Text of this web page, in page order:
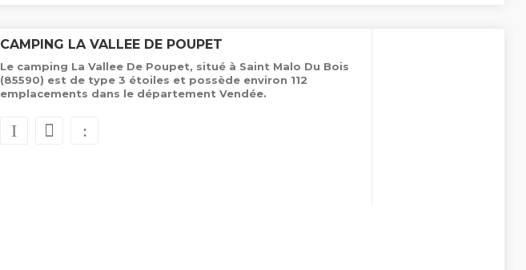
CAMPING LA VALLEE DE POUPET
Le camping La Vallee De Poupet, situé à Saint Malo Du Bois
(85590) est de type 3 étoiles et possède environ 112
emplacements dans le département Vendée.